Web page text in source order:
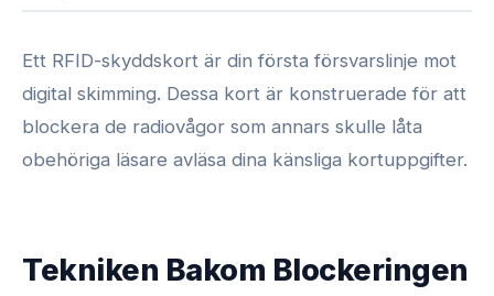
Ett RFID-skyddskort är din första försvarslinje mot
digital skimming. Dessa kort är konstruerade för att
blockera de radiovågor som annars skulle låta
obehöriga läsare avläsa dina känsliga kortuppgifter.
Tekniken Bakom Blockeringen